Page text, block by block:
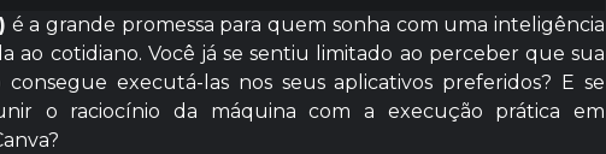
é a grande promessa para quem sonha com uma inteligência
ao cotidiano. Você já se sentiu limitado ao perceber que sua
consegue executá-las nos seus aplicativos preferidos? E se
o raciocínio da máquina com a execução prática em